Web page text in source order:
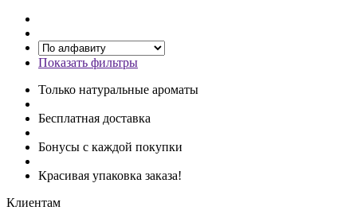
Показать фильтры
Только натуральные ароматы
Бесплатная доставка
Бонусы с каждой покупки
Красивая упаковка заказа!
Клиентам